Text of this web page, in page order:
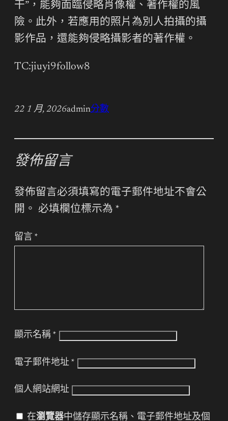
干”，能夠面臨侵略肖像權、著作權的風
險。此外，若應用的照片為別人拍攝的攝
影作品，還能夠侵略攝影者的著作權。
TC:jiuyi9follow8
22 1 月, 2026admin分數
發佈留言
發佈留言必須填寫的電子郵件地址不會公
開。 必填欄位標示為 *
留言 *
顯示名稱 *
電子郵件地址 *
個人網站網址
在瀏覽器中儲存顯示名稱、電子郵件地址及個